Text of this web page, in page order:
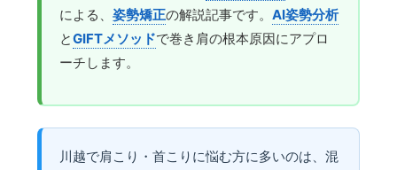
による、姿勢矯正の解説記事です。AI姿勢分析
とGIFTメソッドで巻き肩の根本原因にアプロ
ーチします。
川越で肩こり・首こりに悩む方に多いのは、混